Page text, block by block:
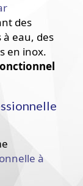
des
eau, des
en inox.
à